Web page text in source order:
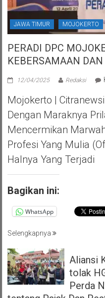
JAWA TIMUR MOJOKERTO
PERADI DPC
KEBERSAMAAN
12/04/2025 Redaksi
Mojokerto |
Dengan Maraknya
Mencermikan
Profesi Yang Mulia
Halnya Yang Terjadi
Bagikan ini:
WhatsApp
Selengkapnya
Aliansi
tolak
Perda